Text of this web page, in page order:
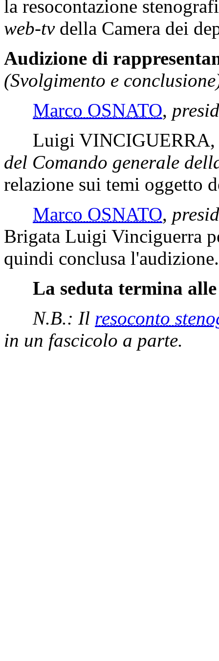
la resocontazione
web-tvdella Camera dei
Audizione di
(Svolgimento e
Marco OSNATO,
Luigi VINCIGUERRA
del Comando generale
relazione sui temi oggetto
Marco OSNATO,
Brigata Luigi Vinciguerra
quindi conclusa l'audizione.
La seduta termina
N.B.: Il resoconto
in un fascicolo a parte.